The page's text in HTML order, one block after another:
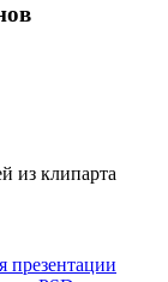
из клипарта